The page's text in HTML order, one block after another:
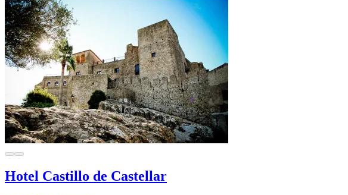
Hotel Castillo de Castellar